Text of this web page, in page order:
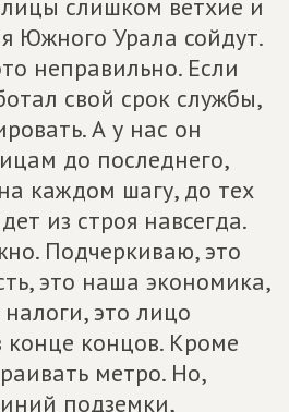
слишком ветхие и
Южного Урала сойдут.
неправильно. Если
свой срок службы,
А у нас он
до последнего,
каждом шагу, до тех
из строя навсегда.
Подчеркиваю, это
это наша экономика,
это лицо
конце концов. Кроме
метро. Но,
подземки,